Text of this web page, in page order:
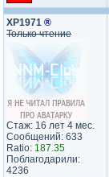
XP1971 ®
Только чтение
Стаж: 16 лет 4 мес.
Сообщений: 633
Ratio: 187.35
Поблагодарили:
4236